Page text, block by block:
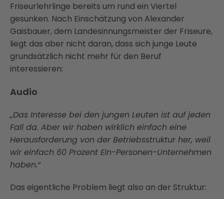
Friseurlehrlinge bereits um rund ein Viertel
gesunken. Nach Einschätzung von Alexander
Gaisbauer, dem Landesinnungsmeister der Friseure,
liegt das aber nicht daran, dass sich junge Leute
grundsätzlich nicht mehr für den Beruf
interessieren:
Audio
„Das Interesse bei den jungen Leuten ist auf jeden
Fall da. Aber wir haben wirklich einfach eine
Herausforderung von der Betriebsstruktur her, weil
wir einfach 60 Prozent Ein-Personen-Unternehmen
haben.“
Das eigentliche Problem liegt also an der Struktur: